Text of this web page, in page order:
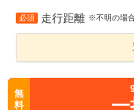
必須 走行距離 ※不明の場
無
料